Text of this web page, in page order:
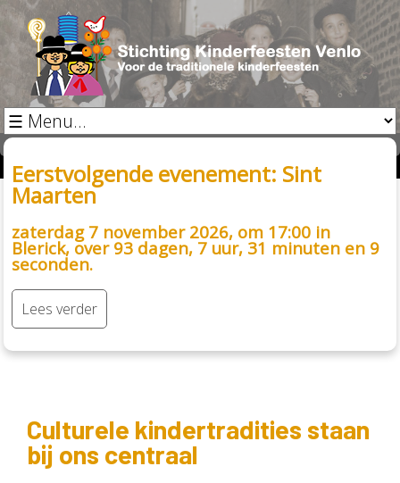
Eerstvolgende evenement: Sint
Maarten
zaterdag 7 november 2026, om 17:00 in
Blerick, over 93 dagen, 7 uur, 31 minuten en 8
seconden.
Culturele kindertradities staan
bij ons centraal